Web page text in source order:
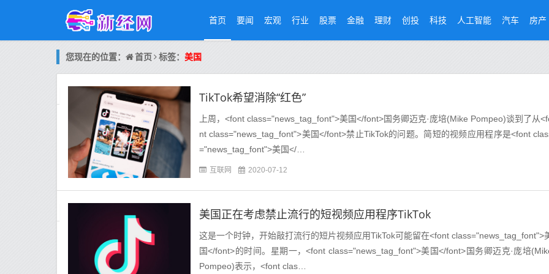
首页 要闻 宏观 行业 股票 金融 理财 创投 科技 人工智能 汽车 房产
您现在的位置： 首页 标签： 美国
TikTok希望消除“红色”
上周，<font class="news_tag_font">美国</font>国务卿迈克·庞培(Mike Pompeo)谈到了从
nt class="news_tag_font">美国</font>禁止TikTok的问题。简短的视频应用程序是<font
="news_tag_font">美国</…
互联网 2020-07-12
美国正在考虑禁止流行的短视频应用程序TikTok
这是一个时钟，开始敲打流行的短片视频应用TikTok可能留在<font class="news_tag_font">
国</font>的时间。星期一，<font class="news_tag_font">美国</font>国务卿迈克·庞培
Pompeo)表示，<font clas…